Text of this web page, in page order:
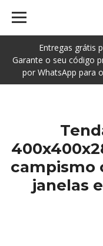
Entregas grátis
Garante o seu código
por WhatsApp para
campismo
janelas